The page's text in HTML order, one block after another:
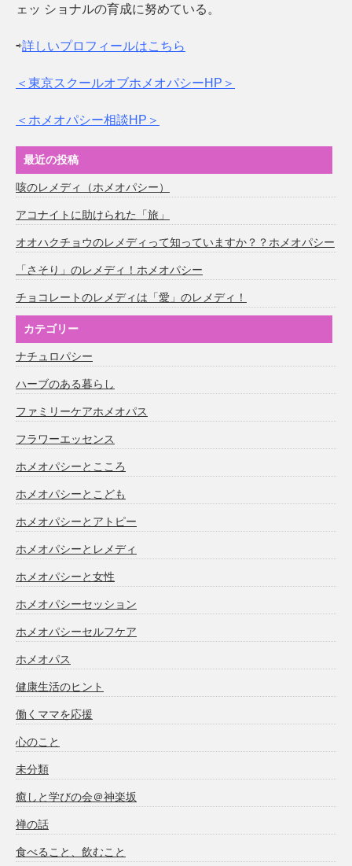
ェッ ショナルの育成に努めている。
⇨詳しいプロフィールはこちら
＜東京スクールオブホメオパシーHP＞
＜ホメオパシー相談HP＞
最近の投稿
咳のレメディ（ホメオパシー）
アコナイトに助けられた「旅」
オオハクチョウのレメディって知っていますか？？ホメオパシー
「さそり」のレメディ！ホメオパシー
チョコレートのレメディは「愛」のレメディ！
カテゴリー
ナチュロパシー
ハーブのある暮らし
ファミリーケアホメオパス
フラワーエッセンス
ホメオパシーとこころ
ホメオパシーとこども
ホメオパシーとアトピー
ホメオパシーとレメディ
ホメオパシーと女性
ホメオパシーセッション
ホメオパシーセルフケア
ホメオパス
健康生活のヒント
働くママを応援
心のこと
未分類
癒しと学びの会＠神楽坂
禅の話
食べること、飲むこと